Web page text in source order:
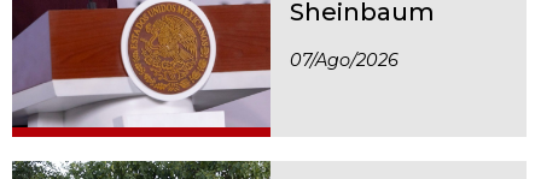
Sheinbaum
07/ago/2026